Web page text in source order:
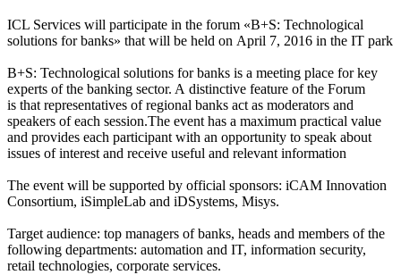
ICL Services will participate in the forum «B+S: Technological
solutions for banks» that will be held on April 7, 2016 in the IT park
B+S: Technological solutions for banks is a meeting place for key
experts of the banking sector. A distinctive feature of the Forum
is that representatives of regional banks act as moderators and
speakers of each session.The event has a maximum practical value
and provides each participant with an opportunity to speak about
issues of interest and receive useful and relevant information
The event will be supported by official sponsors: iCAM Innovation
Consortium, iSimpleLab and iDSystems, Misys.
Target audience: top managers of banks, heads and members of the
following departments: automation and IT, information security,
retail technologies, corporate services.